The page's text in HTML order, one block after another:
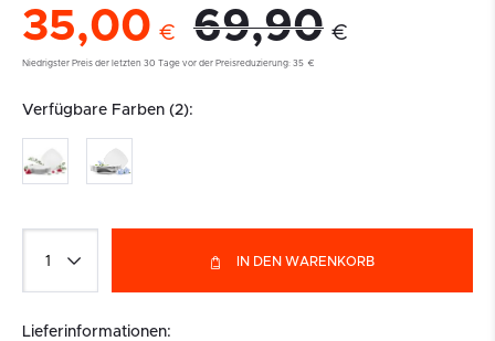
35,00 € 69,90 €
Niedrigster Preis der letzten 30 Tage vor der Preisreduzierung: 35 €
Verfügbare Farben (2):
IN DEN WARENKORB
Lieferinformationen: